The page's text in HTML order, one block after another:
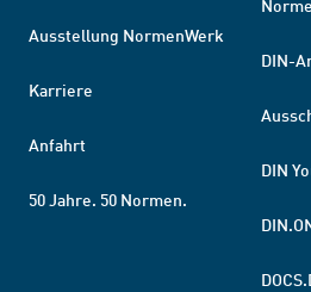
Ausstellung NormenWerk
Karriere
Anfahrt
50 Jahre. 50 Normen.
DIN-
DIN